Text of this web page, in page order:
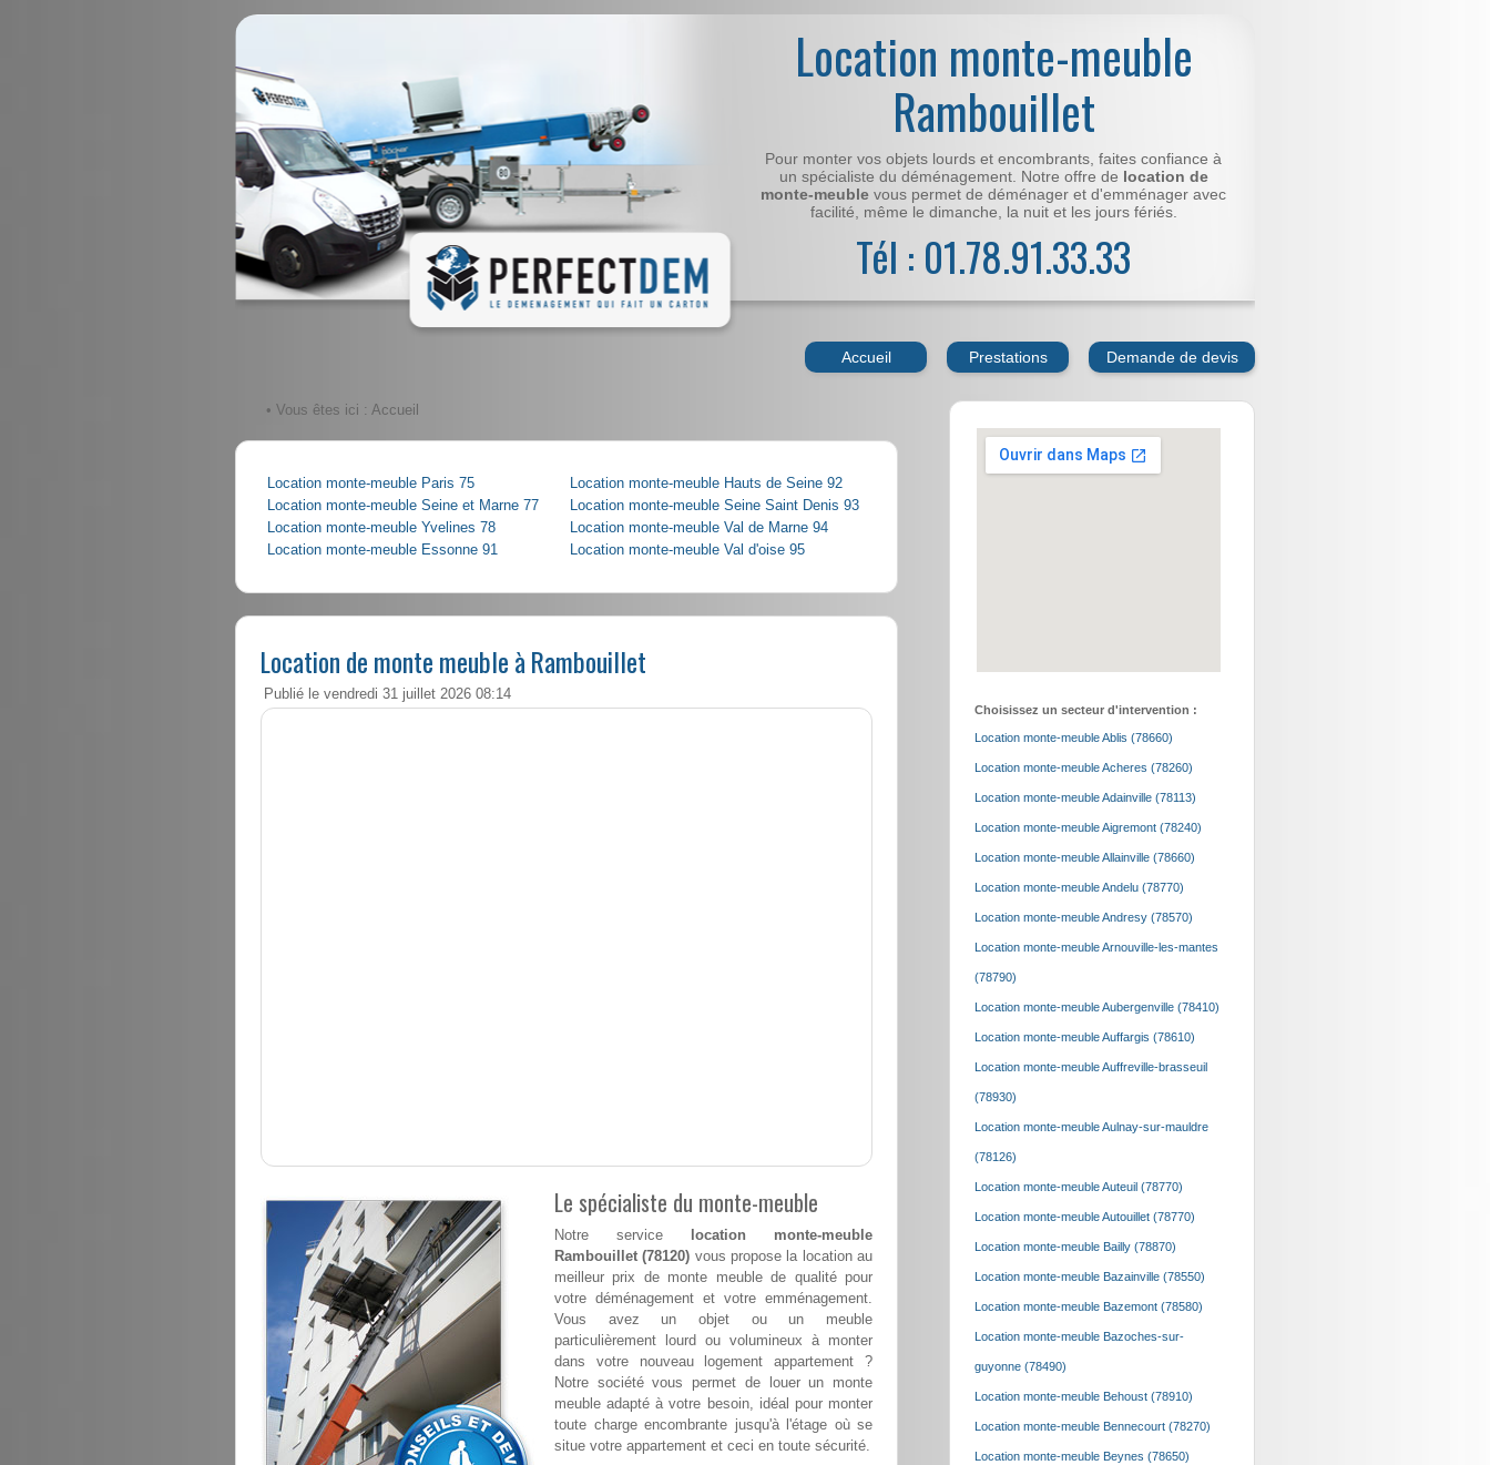
Location monte-meuble
Rambouillet
Pour monter vos objets lourds et encombrants, faites confiance à
un spécialiste du déménagement. Notre offre de location de
monte-meuble vous permet de déménager et d'emménager avec
facilité, même le dimanche, la nuit et les jours fériés.
Tél : 01.78.91.33.33
Accueil Prestations Demande de devis
• Vous êtes ici : Accueil
Location monte-meuble Paris 75
Location monte-meuble Seine et Marne 77
Location monte-meuble Yvelines 78
Location monte-meuble Essonne 91
Location monte-meuble Hauts de Seine 92
Location monte-meuble Seine Saint Denis 93
Location monte-meuble Val de Marne 94
Location monte-meuble Val d'oise 95
Location de monte meuble à Rambouillet
Publié le vendredi 31 juillet 2026 08:14
Le spécialiste du monte-meuble
Notre service
location monte-meuble
Rambouillet (78120) vous propose la location au
meilleur prix de monte meuble de qualité pour
votre déménagement et votre emménagement.
Vous avez un objet ou un meuble
particulièrement lourd ou volumineux à monter
dans votre nouveau logement appartement ?
Notre société vous permet de louer un monte
meuble adapté à votre besoin, idéal pour monter
toute charge encombrante jusqu'à l'étage où se
situe votre appartement et ceci en toute sécurité.
Choisissez un secteur d'intervention :
Location monte-meuble Ablis (78660)
Location monte-meuble Acheres (78260)
Location monte-meuble Adainville (78113)
Location monte-meuble Aigremont (78240)
Location monte-meuble Allainville (78660)
Location monte-meuble Andelu (78770)
Location monte-meuble Andresy (78570)
Location monte-meuble Arnouville-les-mantes
(78790)
Location monte-meuble Aubergenville (78410)
Location monte-meuble Auffargis (78610)
Location monte-meuble Auffreville-brasseuil
(78930)
Location monte-meuble Aulnay-sur-mauldre
(78126)
Location monte-meuble Auteuil (78770)
Location monte-meuble Autouillet (78770)
Location monte-meuble Bailly (78870)
Location monte-meuble Bazainville (78550)
Location monte-meuble Bazemont (78580)
Location monte-meuble Bazoches-sur-
guyonne (78490)
Location monte-meuble Behoust (78910)
Location monte-meuble Bennecourt (78270)
Location monte-meuble Beynes (78650)